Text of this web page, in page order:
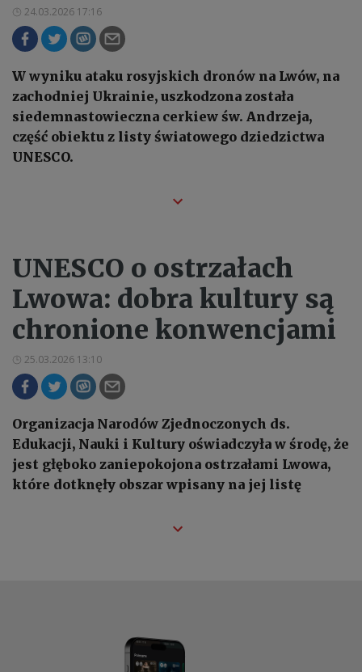
24.03.2026 17:16
W wyniku ataku rosyjskich dronów na Lwów, na
zachodniej Ukrainie, uszkodzona została
siedemnastowieczna cerkiew św. Andrzeja,
część obiektu z listy światowego dziedzictwa
UNESCO.
UNESCO o ostrzałach
Lwowa: dobra kultury są
chronione konwencjami
25.03.2026 13:10
Organizacja Narodów Zjednoczonych ds.
Edukacji, Nauki i Kultury oświadczyła w środę, że
jest głęboko zaniepokojona ostrzałami Lwowa,
które dotknęły obszar wpisany na jej listę